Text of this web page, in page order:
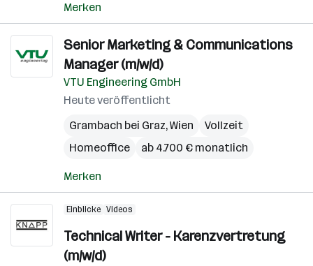
Merken
Senior Marketing & Communications
Manager (m/w/d)
VTU Engineering GmbH
Heute veröffentlicht
Grambach bei Graz,Wien
Vollzeit
Homeoffice
ab 4.700 € monatlich
Merken
Einblicke Videos
Technical Writer - Karenzvertretung
(m/w/d)